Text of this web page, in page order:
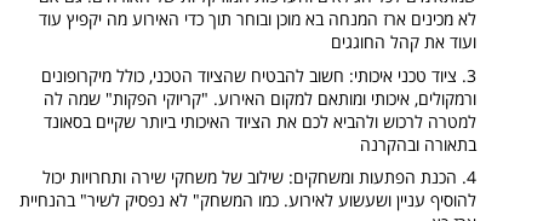
לא מכינים ארז המנחה בא מוכן ובוחר תוך כדי האירוע מה יקפיץ עוד
ועוד את קהל החוגגים
ציוד טכני איכותי: חשוב להבטיח שהציוד הטכני, כולל מיקרופונים
ורמקולים, איכותי ומותאם למקום האירוע. "קריוקי הפקות" שמה לה
למטרה לרכוש ולהביא לכם את הציוד האיכותי ביותר שקיים בסאונד
בתאורה ובהקרנה
הכנת הפתעות ומשחקים: שילוב של משחקי שירה ותחרויות יכול
להוסיף עניין ושעשוע לאירוע. כמו המשחק" לא נפסיק לשיר" בהנחיית